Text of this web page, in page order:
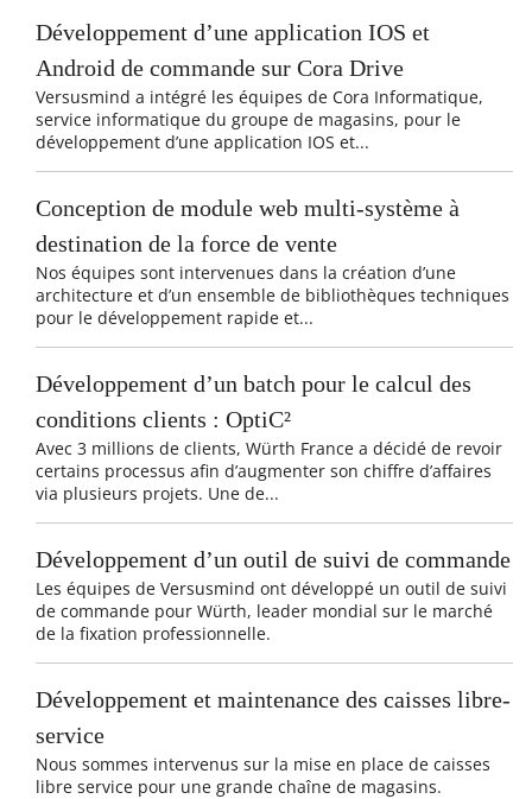
Développement d’une application IOS et
Android de commande sur Cora Drive
Versusmind a intégré les équipes de Cora Informatique,
service informatique du groupe de magasins, pour le
développement d’une application IOS et...
Conception de module web multi-système à
destination de la force de vente
Nos équipes sont intervenues dans la création d’une
architecture et d’un ensemble de bibliothèques techniques
pour le développement rapide et...
Développement d’un batch pour le calcul des
conditions clients : OptiC²
Avec 3 millions de clients, Würth France a décidé de revoir
certains processus afin d’augmenter son chiffre d’affaires
via plusieurs projets. Une de...
Développement d’un outil de suivi de commande
Les équipes de Versusmind ont développé un outil de suivi
de commande pour Würth, leader mondial sur le marché
de la fixation professionnelle.
Développement et maintenance des caisses libre-
service
Nous sommes intervenus sur la mise en place de caisses
libre service pour une grande chaîne de magasins.